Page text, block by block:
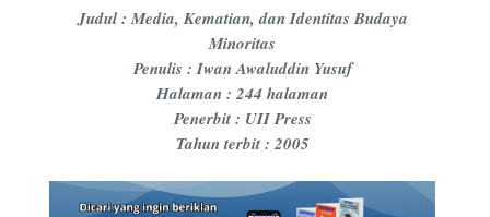
Judul : Media, Kematian, dan Identitas Budaya
Minoritas
Penulis : Iwan Awaluddin Yusuf
Halaman : 244 halaman
Penerbit : UII Press
Tahun terbit : 2005